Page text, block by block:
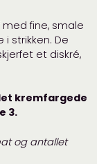
fine, smale
strikken. De
et diskré,
kremfargede
3.
og antallet